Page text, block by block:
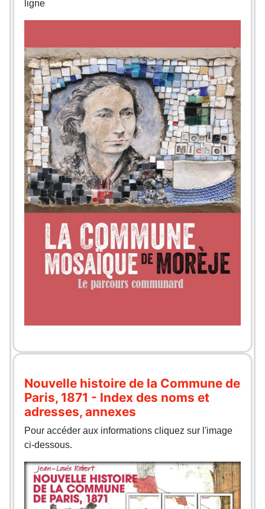
ligne
Nouvelle histoire de la Commune de
Paris, 1871 - Index des noms et
adresses, annexes
Pour accéder aux informations cliquez sur l'image
ci-dessous.